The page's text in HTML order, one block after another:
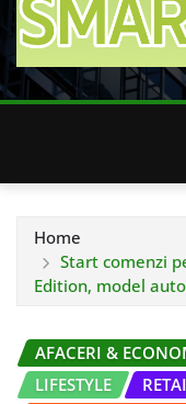
Home
Start comenzi
Edition, model
AFACERI &
LIFESTYLE